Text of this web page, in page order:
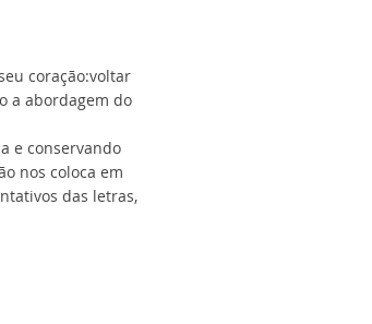
coração:voltar
a abordagem do
e conservando
nos coloca em
das letras,